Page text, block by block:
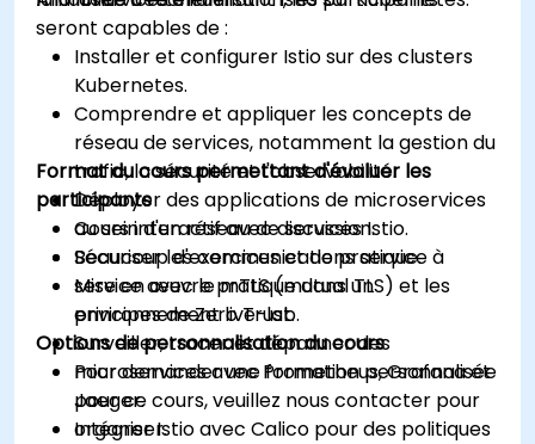
seront capables de :
Installer et configurer Istio sur des clusters
Kubernetes.
Comprendre et appliquer les concepts de
réseau de services, notamment la gestion du
trafic, la sécurité et l'observabilité.
Déployer des applications de microservices
au sein d'un réseau de services Istio.
Sécuriser les communications service à
service avec le mTLS (mutual TLS) et les
principes de Zero Trust.
Surveiller, tracer et dépanner des
microservices avec Prometheus, Grafana et
Jaeger.
Intégrer Istio avec Calico pour des politiques
Format du cours permettant d'évaluer les
participants
Cours interactif avec discussion.
Beaucoup d'exercices et de pratique.
Mise en œuvre pratique dans un
environnement live-lab.
Options de personnalisation du cours
Pour demander une formation personnalisée
pour ce cours, veuillez nous contacter pour
organiser.